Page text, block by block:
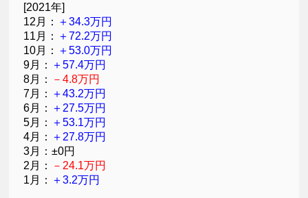
[2021年]
12月： ＋34.3万円
11月： ＋72.2万円
10月： ＋53.0万円
9月： ＋57.4万円
8月：
－4.8万円
7月： ＋43.2万円
6月： ＋27.5万円
5月： ＋53.1万円
4月： ＋27.8万円
3月：±0円
2月：
－24.1万円
1月： ＋3.2万円